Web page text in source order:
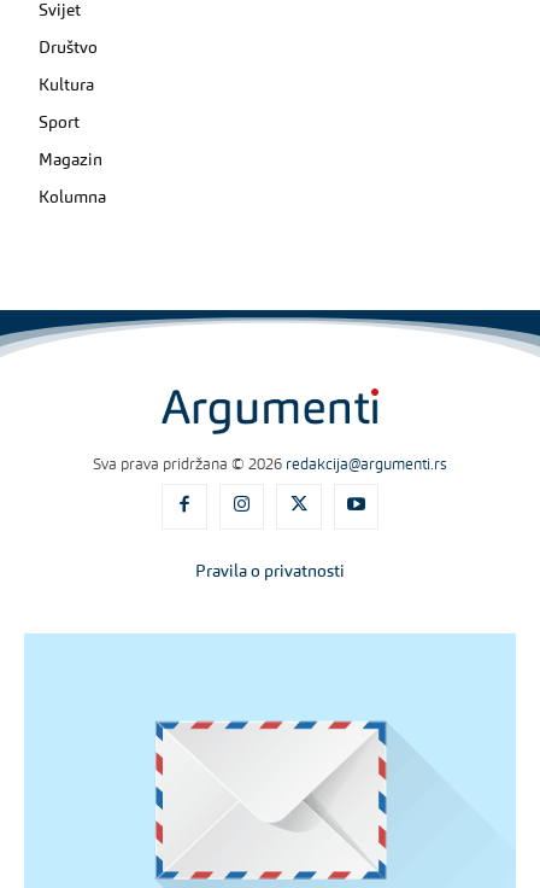
Svijet
Društvo
Kultura
Sport
Magazin
Kolumna
Sva prava pridržana © 2026 redakcija@argumenti.rs
Pravila o privatnosti